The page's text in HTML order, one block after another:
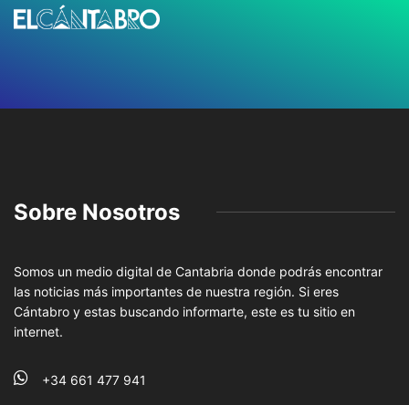
Sobre Nosotros
Somos un medio digital de Cantabria donde podrás encontrar
las noticias más importantes de nuestra región. Si eres
Cántabro y estas buscando informarte, este es tu sitio en
internet.
+34 661 477 941